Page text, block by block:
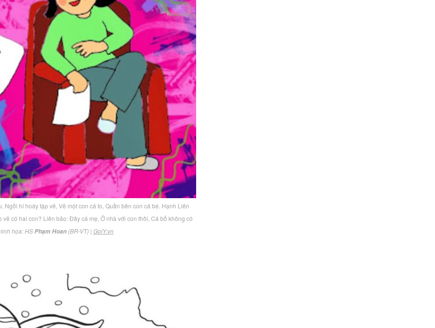
Ngồi hí hoáy tập vẽ, Vẽ một con cá to, Quần bên con cá bé. Hạnh Liên
có hai con? Liên bảo: Đây cá mẹ, Ở nhà với con thôi, Cá bố không có
họa: HSPhạm Hoan(BR-VT) | GoiY.vn